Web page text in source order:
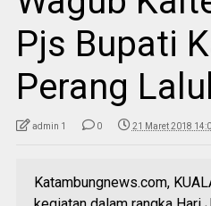
Pjs Bupati
Perang
admin 1 0 21 Maret 2018
Katambungnews.com,